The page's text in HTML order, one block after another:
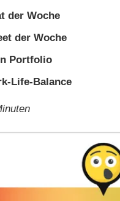
der Woche
der Woche
Portfolio
Life-Balance